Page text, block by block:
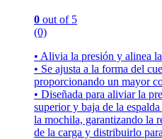
0 out of 5
(0)
• Alivia la presión y alinea
• Se ajusta a la forma del
proporcionando un mayor
• Diseñada para aliviar la
superior y baja de la
la mochila, garantizando la
de la carga y distribuirlo